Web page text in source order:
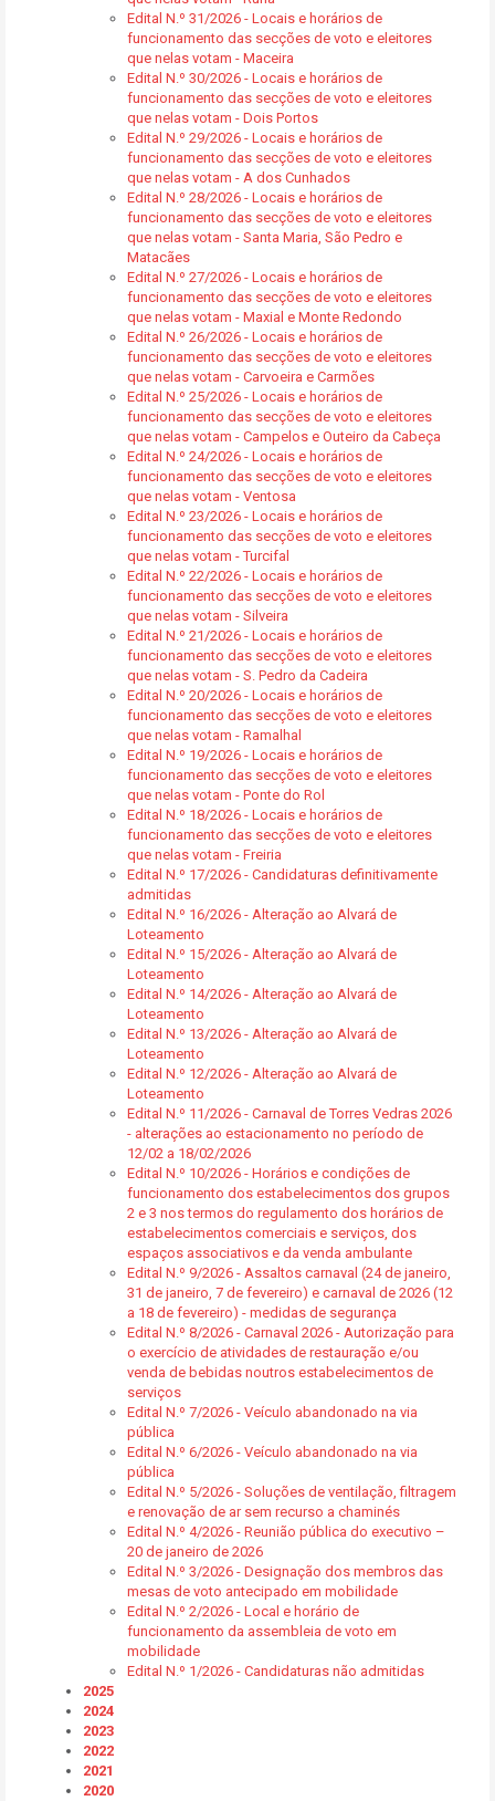
Edital N.º 31/2026 - Locais e horários de
funcionamento das secções de voto e eleitores
que nelas votam - Maceira
Edital N.º 30/2026 - Locais e horários de
funcionamento das secções de voto e eleitores
que nelas votam - Dois Portos
Edital N.º 29/2026 - Locais e horários de
funcionamento das secções de voto e eleitores
que nelas votam - A dos Cunhados
Edital N.º 28/2026 - Locais e horários de
funcionamento das secções de voto e eleitores
que nelas votam - Santa Maria, São Pedro e
Matacães
Edital N.º 27/2026 - Locais e horários de
funcionamento das secções de voto e eleitores
que nelas votam - Maxial e Monte Redondo
Edital N.º 26/2026 - Locais e horários de
funcionamento das secções de voto e eleitores
que nelas votam - Carvoeira e Carmões
Edital N.º 25/2026 - Locais e horários de
funcionamento das secções de voto e eleitores
que nelas votam - Campelos e Outeiro da Cabeça
Edital N.º 24/2026 - Locais e horários de
funcionamento das secções de voto e eleitores
que nelas votam - Ventosa
Edital N.º 23/2026 - Locais e horários de
funcionamento das secções de voto e eleitores
que nelas votam - Turcifal
Edital N.º 22/2026 - Locais e horários de
funcionamento das secções de voto e eleitores
que nelas votam - Silveira
Edital N.º 21/2026 - Locais e horários de
funcionamento das secções de voto e eleitores
que nelas votam - S. Pedro da Cadeira
Edital N.º 20/2026 - Locais e horários de
funcionamento das secções de voto e eleitores
que nelas votam - Ramalhal
Edital N.º 19/2026 - Locais e horários de
funcionamento das secções de voto e eleitores
que nelas votam - Ponte do Rol
Edital N.º 18/2026 - Locais e horários de
funcionamento das secções de voto e eleitores
que nelas votam - Freiria
Edital N.º 17/2026 - Candidaturas definitivamente
admitidas
Edital N.º 16/2026 - Alteração ao Alvará de
Loteamento
Edital N.º 15/2026 - Alteração ao Alvará de
Loteamento
Edital N.º 14/2026 - Alteração ao Alvará de
Loteamento
Edital N.º 13/2026 - Alteração ao Alvará de
Loteamento
Edital N.º 12/2026 - Alteração ao Alvará de
Loteamento
Edital N.º 11/2026 - Carnaval de Torres Vedras 2026
- alterações ao estacionamento no período de
12/02 a 18/02/2026
Edital N.º 10/2026 - Horários e condições de
funcionamento dos estabelecimentos dos grupos
2 e 3 nos termos do regulamento dos horários de
estabelecimentos comerciais e serviços, dos
espaços associativos e da venda ambulante
Edital N.º 9/2026 - Assaltos carnaval (24 de janeiro,
31 de janeiro, 7 de fevereiro) e carnaval de 2026 (12
a 18 de fevereiro) - medidas de segurança
Edital N.º 8/2026 - Carnaval 2026 - Autorização para
o exercício de atividades de restauração e/ou
venda de bebidas noutros estabelecimentos de
serviços
Edital N.º 7/2026 - Veículo abandonado na via
pública
Edital N.º 6/2026 - Veículo abandonado na via
pública
Edital N.º 5/2026 - Soluções de ventilação, filtragem
e renovação de ar sem recurso a chaminés
Edital N.º 4/2026 - Reunião pública do executivo –
20 de janeiro de 2026
Edital N.º 3/2026 - Designação dos membros das
mesas de voto antecipado em mobilidade
Edital N.º 2/2026 - Local e horário de
funcionamento da assembleia de voto em
mobilidade
Edital N.º 1/2026 - Candidaturas não admitidas
2025
2024
2023
2022
2021
2020